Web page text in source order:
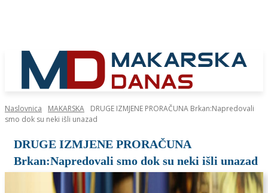
Naslovnica MAKARSKA
DRUGE IZMJENE PRORAČUNA Brkan:Napredovali
smo dok su neki išli unazad
DRUGE IZMJENE PRORAČUNA
Brkan:Napredovali smo dok su neki išli unazad